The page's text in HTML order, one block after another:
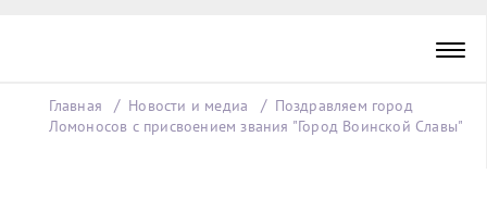
Главная Новости и медиа
Поздравляем город
Ломоносов с присвоением звания "Город Воинской Славы"